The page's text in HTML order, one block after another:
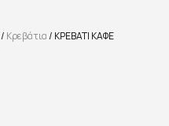
/ Κρεβάτια/ ΚΡΕΒΑΤΙ ΚΑΦΕ